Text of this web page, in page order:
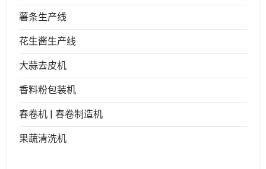
薯条生产线
花生酱生产线
大蒜去皮机
香料粉包装机
春卷机 | 春卷制造机
果蔬清洗机